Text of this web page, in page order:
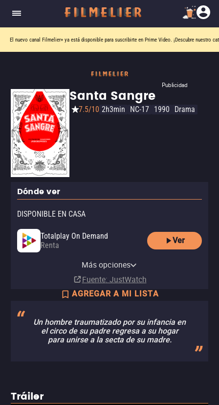
El nuevo canal Filmelier+ ya está disponible para suscribirte en Prime Video. ¡Descubre nuestro
Publicidad
Santa Sangre
7.5/10 2h3min NC-17 1990 Drama
Dónde ver
DISPONIBLE EN CASA
Totalplay On Demand
Renta
Ver
Amazon Video
Apple TV Store
Más opciones
Fuente: JustWatch
AGREGAR A MI LISTA
Un hombre traumatizado por su infancia en
el circo de su padre regresa a su hogar
para unirse a la secta de su madre.
Tráiler